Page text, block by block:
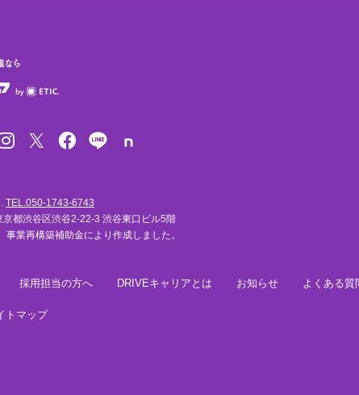
TEL.050-1743-6743
都渋谷区渋谷2-22-3 渋谷東口ビル5階
業再構築補助金により作成しました。
採用担当の方へ DRIVEキャリアとは お知らせ よくある質
トマップ